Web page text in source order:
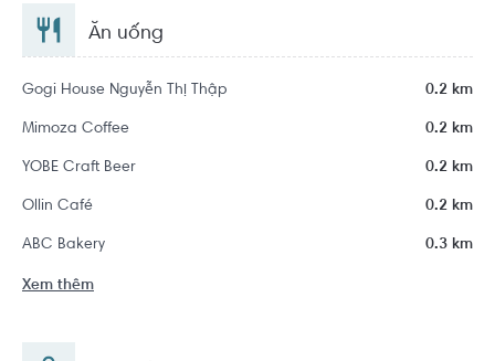
Ăn uống
Gogi House Nguyễn Thị Thập 0.2 km
Mimoza Coffee 0.2 km
YOBE Craft Beer 0.2 km
Ollin Café 0.2 km
ABC Bakery 0.3 km
Xem thêm